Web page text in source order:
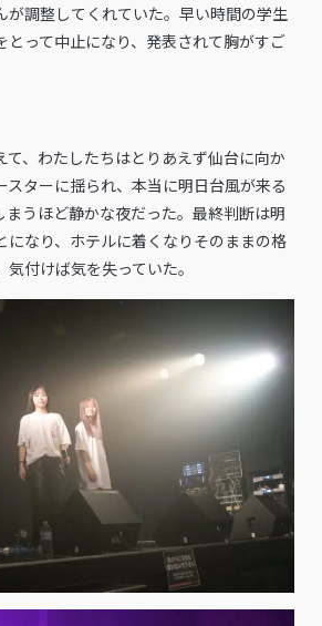
が調整してくれていた。早い時間の学生
とって中止になり、発表されて胸がすご
て、わたしたちはとりあえず仙台に向か
スターに揺られ、本当に明日台風が来る
まうほど静かな夜だった。最終判断は明
になり、ホテルに着くなりそのままの格
付けば気を失っていた。